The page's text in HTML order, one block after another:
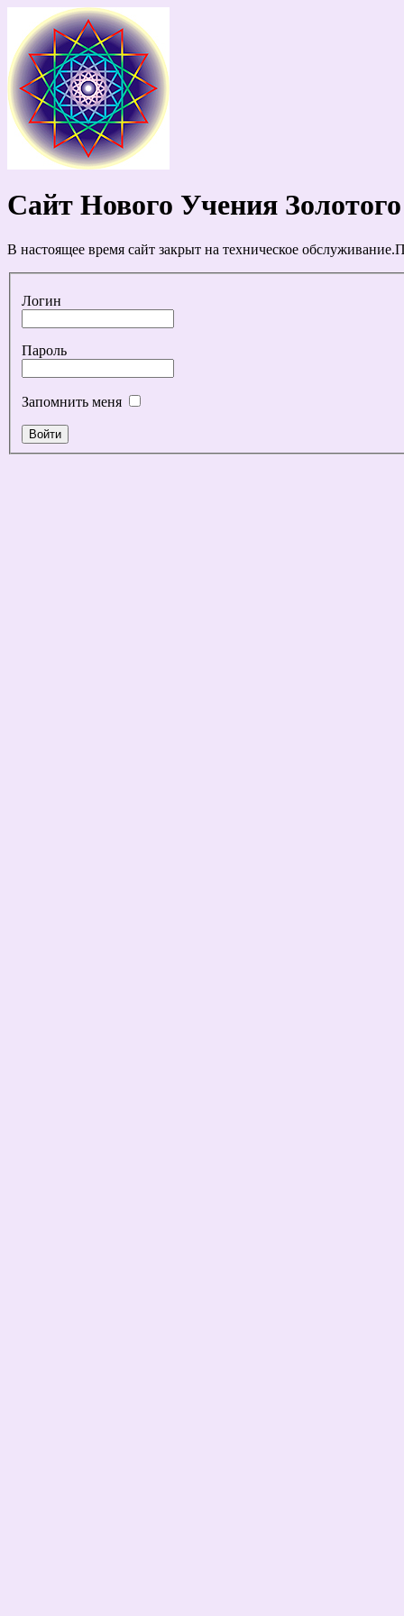
Сайт Нового Учения
В настоящее время сайт закрыт на техническое
Логин
Пароль
Запомнить меня